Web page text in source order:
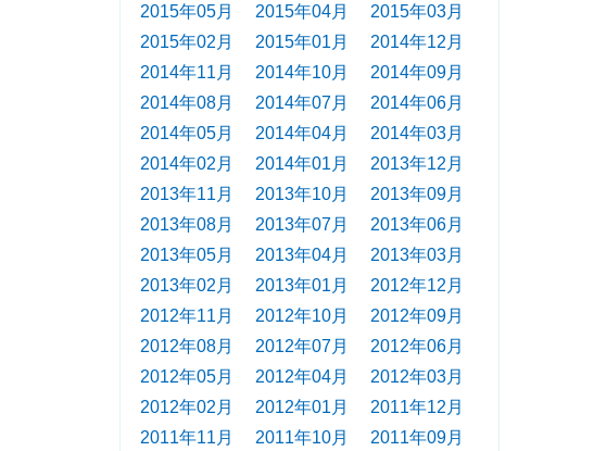
2015年05月
2015年04月
2015年03月
2015年02月
2015年01月
2014年12月
2014年11月
2014年10月
2014年09月
2014年08月
2014年07月
2014年06月
2014年05月
2014年04月
2014年03月
2014年02月
2014年01月
2013年12月
2013年11月
2013年10月
2013年09月
2013年08月
2013年07月
2013年06月
2013年05月
2013年04月
2013年03月
2013年02月
2013年01月
2012年12月
2012年11月
2012年10月
2012年09月
2012年08月
2012年07月
2012年06月
2012年05月
2012年04月
2012年03月
2012年02月
2012年01月
2011年12月
2011年11月
2011年10月
2011年09月